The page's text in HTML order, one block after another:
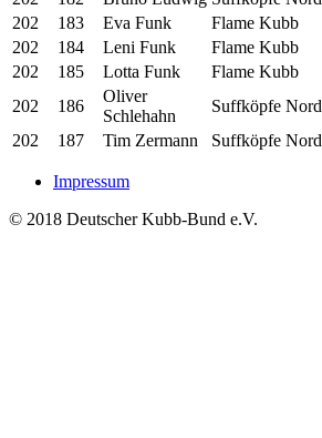
202
183 Eva Funk Flame Kubb
202
184 Leni Funk Flame Kubb
202
185 Lotta Funk Flame Kubb
202
186
Oliver
Schlehahn
Suffköpfe Nord
202
187 Tim Zermann Suffköpfe Nord
Impressum
© 2018 Deutscher Kubb-Bund e.V.